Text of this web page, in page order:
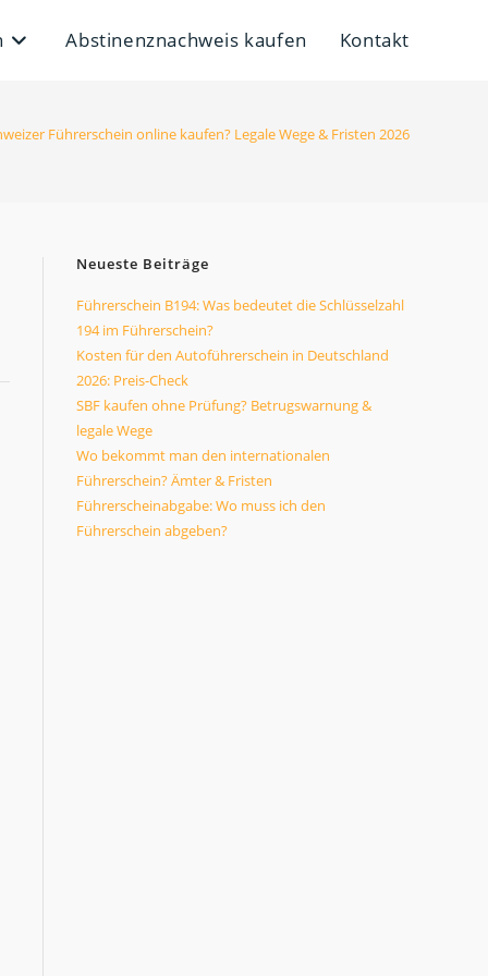
Abstinenznachweis kaufen Kontakt
Führerschein online kaufen? Legale Wege & Fristen 2026
Neueste Beiträge
Führerschein B194: Was bedeutet die Schlüsselzahl
194 im Führerschein?
Kosten für den Autoführerschein in Deutschland
2026: Preis-Check
SBF kaufen ohne Prüfung? Betrugswarnung &
legale Wege
Wo bekommt man den internationalen
Führerschein? Ämter & Fristen
Führerscheinabgabe: Wo muss ich den
Führerschein abgeben?